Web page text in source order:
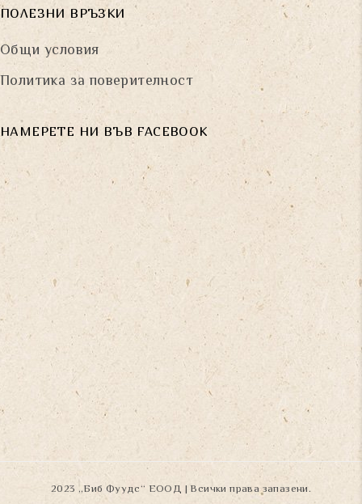
ПОЛЕЗНИ ВРЪЗКИ
Общи условия
Политика за поверителност
НАМЕРЕТЕ НИ ВЪВ FACEBOOK
2023 „Биб Фуудс“ ЕООД | Всички права запазени.